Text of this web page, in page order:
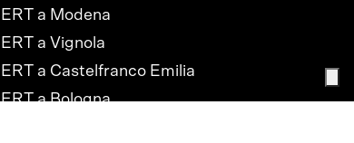
ERT a Modena
ERT a Vignola
ERT a Castelfranco Emilia
ERT a Bologna